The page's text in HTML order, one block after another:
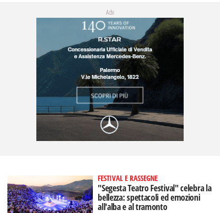
Adv
FESTIVAL E RASSEGNE
"Segesta Teatro Festival" celebra la
bellezza: spettacoli ed emozioni
all'alba e al tramonto